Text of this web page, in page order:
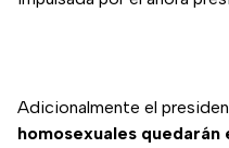
Adicionalmente el
homosexuales